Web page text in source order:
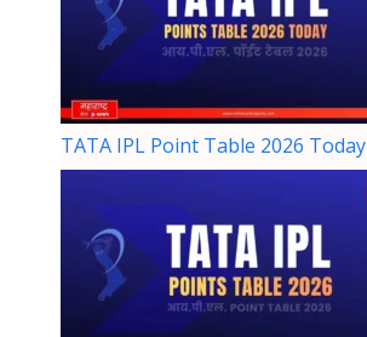
TATA IPL Point Table 2026 Today